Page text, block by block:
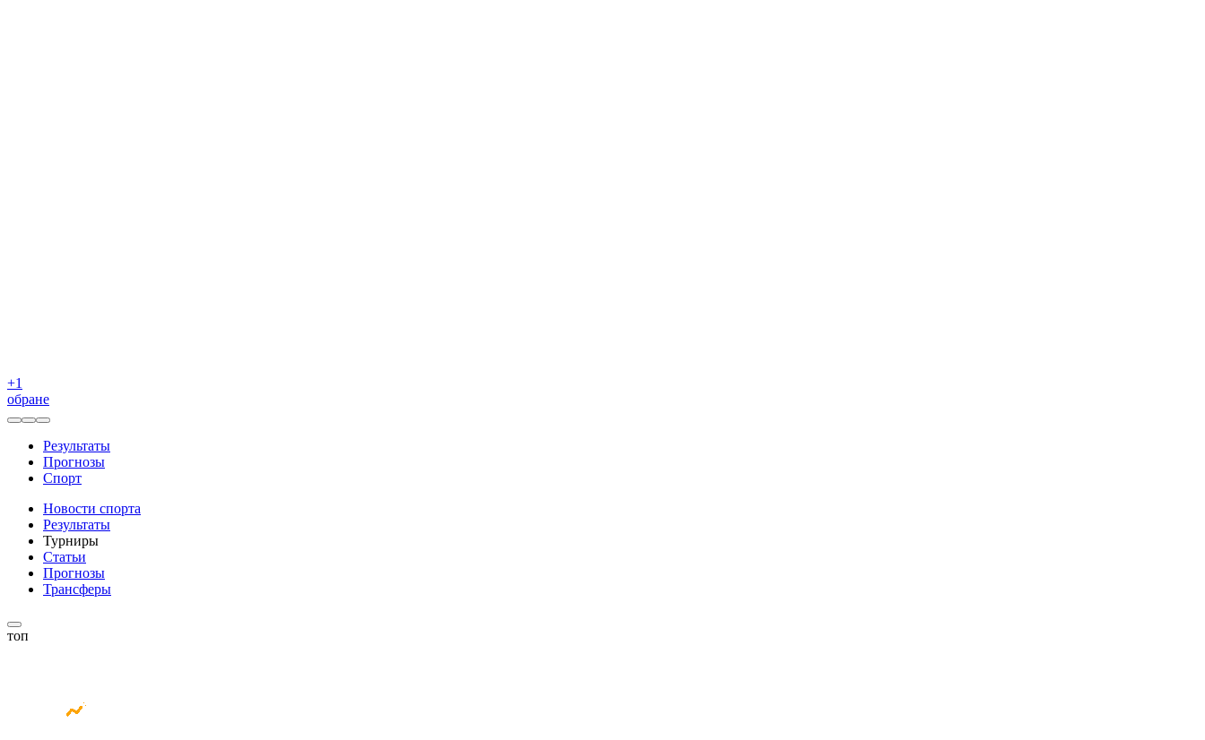
+1
обране
Результаты
Прогнозы
Спорт
Новости спорта
Результаты
Турниры
Статьи
Прогнозы
Трансферы
топ